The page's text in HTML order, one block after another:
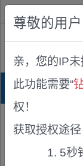
首页
湖
尊敬的用
亲，您的IP未
此功能需要“
权！
获取授权途径
5秒